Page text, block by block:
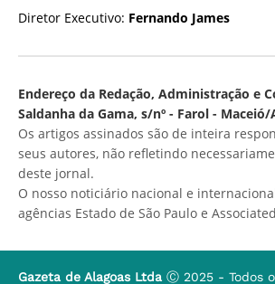
Diretor Executivo: Fernando James
Endereço da Redação, Administração e
Saldanha da Gama, s/nº - Farol - Maceió/
Os artigos assinados são de inteira
seus autores, não refletindo
deste jornal.
O nosso noticiário nacional e
agências Estado de São Paulo e
Gazeta de Alagoas Ltda Ⓒ 2025 - Todos